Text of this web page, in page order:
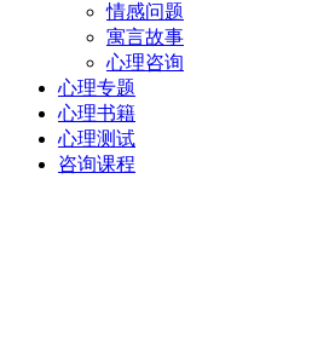
情感问题
寓言故事
心理咨询
心理专题
心理书籍
心理测试
咨询课程